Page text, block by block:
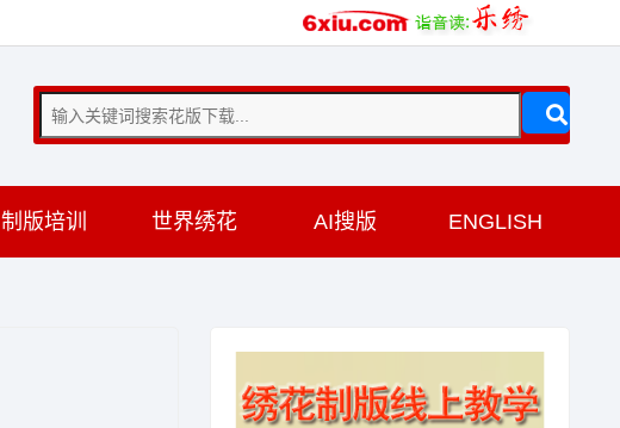
制版培训 世界绣花 AI搜版 ENGLISH